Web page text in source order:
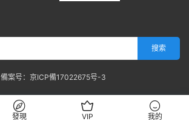
備案号：京ICP備17022675号-3
發現 VIP 我的